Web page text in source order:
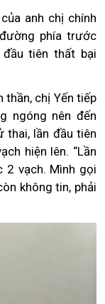
anh chị chính
phía trước
tiên thất bại
thần, chị Yến tiếp
ngóng nên đến
thai, lần đầu tiên
hiện lên. “Lần
2 vạch. Mình gọi
không tin, phải